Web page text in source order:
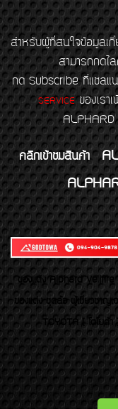
สำหรับผู้ที่สนใจข้อมูลเ
สามารถกดไ
กด Subscribe ที่แชลแ
SERVICEของเรา
คลิกเข้าชมสินค้า
ของเเต่ง Alphard
ของแต่ง ชุดล้อ ผู้เชี่ยวชาญเ
TOYOTA ( โตโยต้า